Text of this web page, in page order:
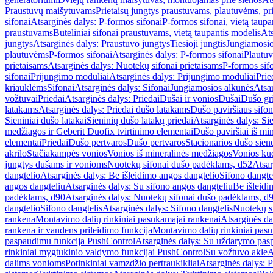
Praustuvų maišytuvamsPrietaisų jungtys praustuvams, plautuvėms,
sifonaiAtsarginės dalys: P-formos sifonaiP-formos sifonai, vietą
praustuvamsButeliniai sifonai praustuvams, vietą taupantis modelis
jungtysAtsarginės dalys: Praustuvo jungtysTiesioji jungtis
plautuvėmsP-formos sifonaiAtsarginės dalys: P-formos sifonai
prietaisamsAtsarginės dalys: Nuotekų sifonai prietaisamsP-formos
sifonaiPrijungimo moduliaiAtsarginės dalys: Prijungimo moduliai
kriauklėmsSifonaiAtsarginės dalys: SifonaiJungiamosios alkūnės
vožtuvaiPriedaiAtsarginės dalys: PriedaiDušai ir voniosDušaiDušo
latakamsAtsarginės dalys: Priedai dušo latakamsDušo paviršiaus
Sieniniai dušo latakaiSieninių dušo latakų priedaiAtsarginės dalys:
medžiagos ir Geberit Duofix tvirtinimo elementaiDušo paviršiai iš
elementaiPriedaiDušo pertvarosDušo pertvarosStacionarios dušo
akriloStačiakampės voniosVonios iš mineralinės medžiagosVonios
jungtys dušams ir voniomsNuotekų sifonai dušo padėklams, d52
dangtelioAtsarginės dalys: Be išleidimo angos dangtelioSifono
angos dangteliuAtsarginės dalys: Su sifono angos dangteliuBe
padėklams, d90Atsarginės dalys: Nuotekų sifonai dušo padėklams,
dangtelioSifono dangtelisAtsarginės dalys: Sifono dangtelisNuotekų
rankenaMontavimo dalių rinkiniai pasukamajai rankenaiAtsarginės
rankena ir vandens prileidimo funkcijaMontavimo dalių rinkiniai
paspaudimu funkcija PushControlAtsarginės dalys: Su uždarymo
rinkiniai mygtukinio valdymo funkcijai PushControlSu vožtuvo akle
dalims voniomsPotinkiniai vamzdžio pertraukikliaiAtsarginės dalys: